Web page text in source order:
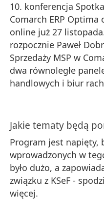
10. konferencja
Comarch ERP
online już 27
rozpocznie Paweł
Sprzedaży MSP w
dwa równoległe
handlowych i biur
Jakie tematy będą
Program jest napięty,
wprowadzonych w
było dużo, a
związku z KSeF -
więcej.